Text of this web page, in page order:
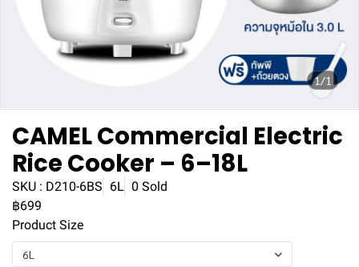
1/1
CAMEL Commercial Electric
Rice Cooker – 6–18L
SKU : D210-6BS 6L 0 Sold
฿699
Product Size
6L